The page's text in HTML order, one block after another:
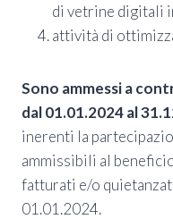
di vetrine digitali
attività di
Sono ammessi a
dal 01.01.2024 al
inerenti la
ammissibili al
fatturati e/o
01.01.2024.